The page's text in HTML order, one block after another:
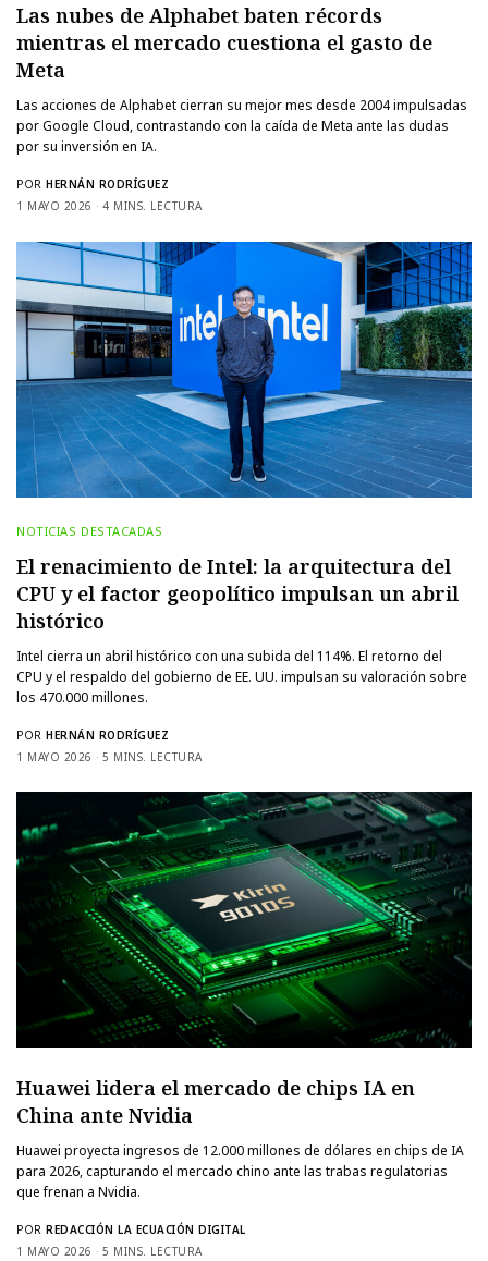
Las nubes de Alphabet baten récords
mientras el mercado cuestiona el gasto de
Meta
Las acciones de Alphabet cierran su mejor mes desde 2004 impulsadas
por Google Cloud, contrastando con la caída de Meta ante las dudas
por su inversión en IA.
POR HERNÁN RODRÍGUEZ
1 MAYO 2026
4 MINS. LECTURA
NOTICIAS DESTACADAS
El renacimiento de Intel: la arquitectura del
CPU y el factor geopolítico impulsan un abril
histórico
Intel cierra un abril histórico con una subida del 114%. El retorno del
CPU y el respaldo del gobierno de EE. UU. impulsan su valoración sobre
los 470.000 millones.
POR HERNÁN RODRÍGUEZ
1 MAYO 2026
5 MINS. LECTURA
Huawei lidera el mercado de chips IA en
China ante Nvidia
Huawei proyecta ingresos de 12.000 millones de dólares en chips de IA
para 2026, capturando el mercado chino ante las trabas regulatorias
que frenan a Nvidia.
POR REDACCIÓN LA ECUACIÓN DIGITAL
1 MAYO 2026
5 MINS. LECTURA